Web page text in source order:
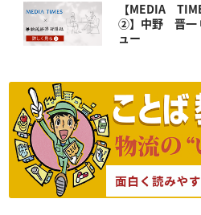
【MEDIA
②】中野 晋一
ュー